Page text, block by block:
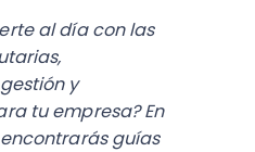
al día con las
y
tu empresa? En
guías